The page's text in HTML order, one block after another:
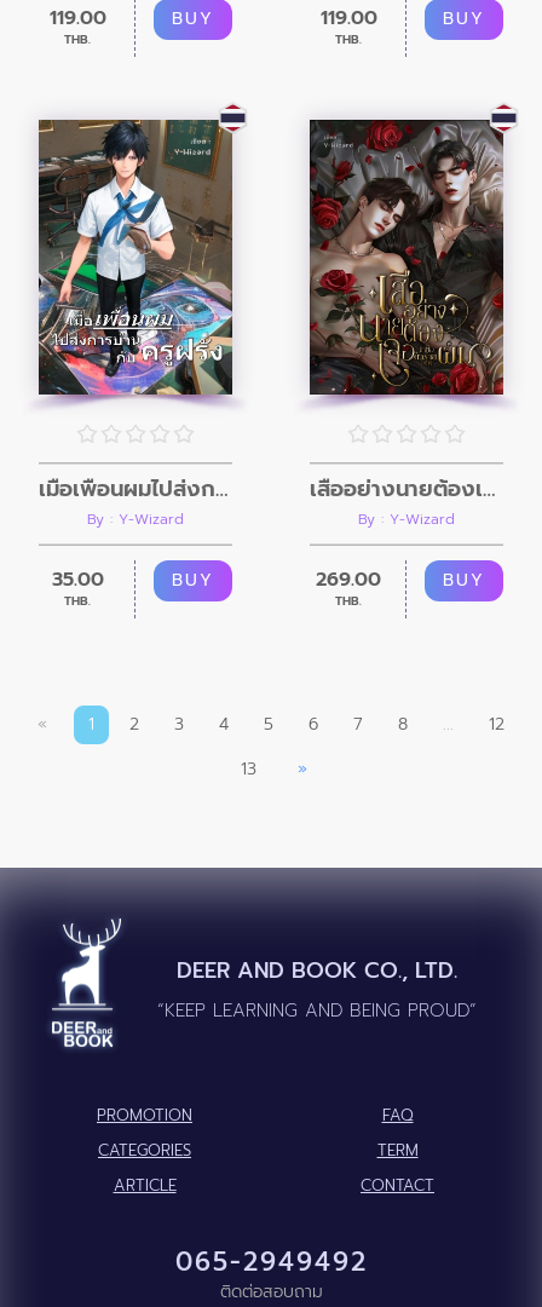
119.00
THB.
BUY 119.00
THB.
BUY
เมื่อเพื่อนผมไปส่งการบ้านกับครูฝรั่ง
By : Y-Wizard
35.00
THB.
BUY
เสืออย่างนายต้องเจอเหยื่อตัวร้ายอย่างผม
By : Y-Wizard
269.00
THB.
BUY
« 1 2 3 4 5 6 7 8 ...
12
13
»
DEER AND BOOK CO., LTD.
“KEEP LEARNING AND BEING PROUD”
PROMOTION
FAQ
CATEGORIES
TERM
ARTICLE
CONTACT
065-2949492
ติดต่อสอบถาม